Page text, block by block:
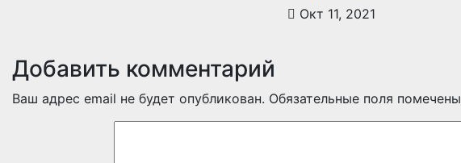
Окт 11, 2021
Добавить комментарий
Ваш адрес email не будет опубликован. Обязательные поля помечены